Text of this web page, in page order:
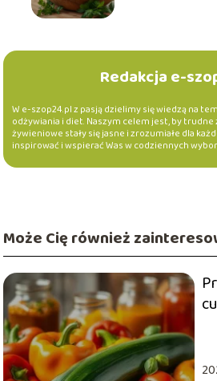
Redakcja e-
W e-szop24.pl z pasją dzielimy się wiedzą na
odżywiania i diet. Naszym celem jest, by trudne
żywieniowe stały się jasne i zrozumiałe dla
inspirować i wspierać Was w codziennych
Może Cię również